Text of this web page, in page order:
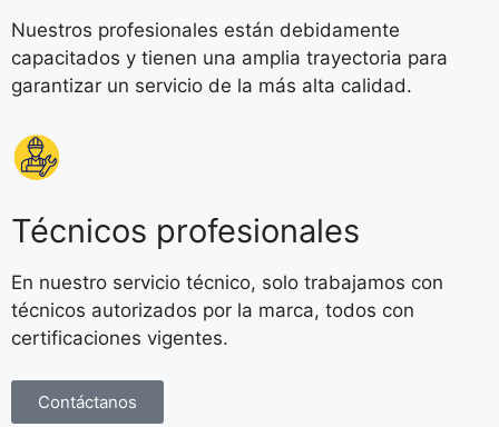
Nuestros profesionales están debidamente
capacitados y tienen una amplia trayectoria para
garantizar un servicio de la más alta calidad.
Técnicos profesionales
En nuestro servicio técnico, solo trabajamos con
técnicos autorizados por la marca, todos con
certificaciones vigentes.
Contáctanos